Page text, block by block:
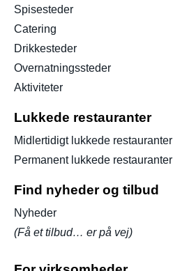
Spisesteder
Catering
Drikkesteder
Overnatningssteder
Aktiviteter
Lukkede restauranter
Midlertidigt lukkede restauranter
Permanent lukkede restauranter
Find nyheder og tilbud
Nyheder
(Få et tilbud… er på vej)